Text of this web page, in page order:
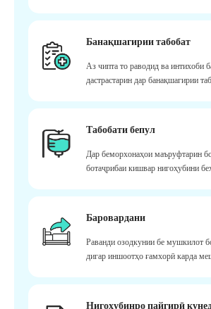
Банақшагирии табобат
Аз чипта то раводид ва интихоби
дастрастарин дар банақшагирии
Табобати бепул
Дар беморхонаҳои маъруфтарин
ботаҷрибаи кишвар нигоҳубини
Баровардани
Раванди озодкунии бе мушкилот
дигар иншоотҳо ғамхорӣ карда
Нигоҳубинро пайгирӣ